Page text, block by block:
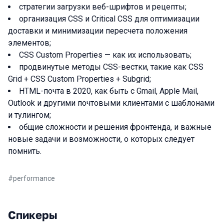
стратегии загрузки веб-шрифтов и рецепты;
организация CSS и Critical CSS для оптимизации
доставки и минимизации пересчета положения
элементов;
CSS Custom Properties — как их использовать;
продвинутые методы CSS-вестки, такие как CSS
Grid + CSS Custom Properties + Subgrid;
HTML-почта в 2020, как быть с Gmail, Apple Mail,
Outlook и другими почтовыми клиентами с шаблонами
и тулингом;
общие сложности и решения фронтенда, и важные
новые задачи и возможности, о которых следует
помнить.
#performance
Спикеры